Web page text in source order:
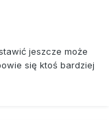
jeszcze może
się ktoś bardziej